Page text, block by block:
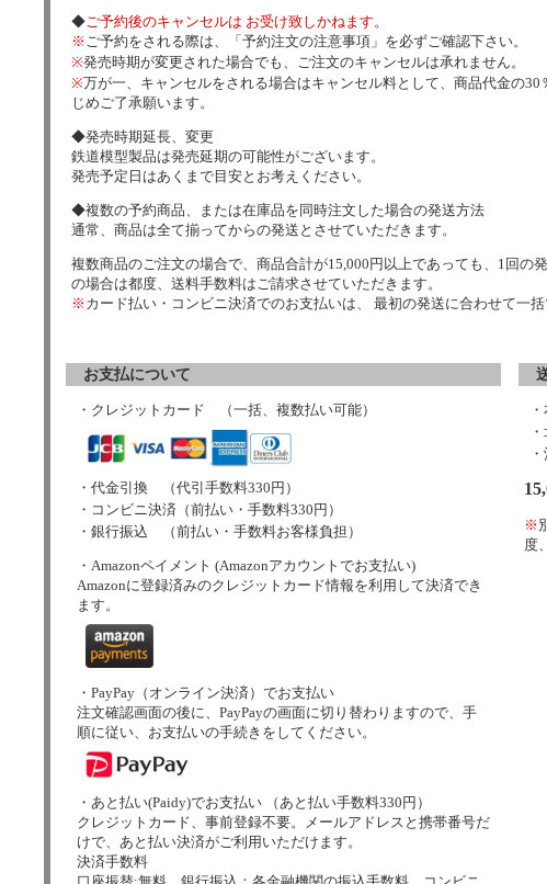
◆ご予約後のキャンセルは お受け致しかねます。
※ ご予約をされる際は、「予約注文の注意事項」を必ずご確認下さい。
※発売時期が変更された場合でも、ご注文のキャンセルは承れません。
※万が一、キャンセルをされる場合はキャンセル料として、商品代金の
じめご了承願います。
◆発売時期延長、変更
鉄道模型製品は発売延期の可能性がございます。
発売予定日はあくまで目安とお考えください。
◆複数の予約商品、または在庫品を同時注文した場合の発送方法
通常、商品は全て揃ってからの発送とさせていただきます。
複数商品のご注文の場合で、商品合計が15,000円以上であっても、1回の
の場合は都度、送料手数料はご請求させていただきます。
※ カード払い・コンビニ決済でのお支払いは、 最初の発送に合わせて一括
お支払について
・クレジットカード （一括、複数払い可能）
・代金引換 （代引手数料330円）
・コンビニ決済（前払い・手数料330円）
・銀行振込 （前払い・手数料お客様負担）
・Amazonペイメント (Amazonアカウントでお支払い)
Amazonに登録済みのクレジットカード情報を利用して決済でき
ます。
・PayPay（オンライン決済）でお支払い
注文確認画面の後に、PayPayの画面に切り替わりますので、手
順に従い、お支払いの手続きをしてください。
・あと払い(Paidy)でお支払い （あと払い手数料330円）
クレジットカード、事前登録不要。メールアドレスと携帯番号だ
けで、あと払い決済がご利用いただけます。
決済手数料
※
度